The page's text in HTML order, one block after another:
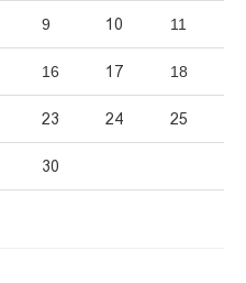
9 10 11
16 17 18
23 24 25
30